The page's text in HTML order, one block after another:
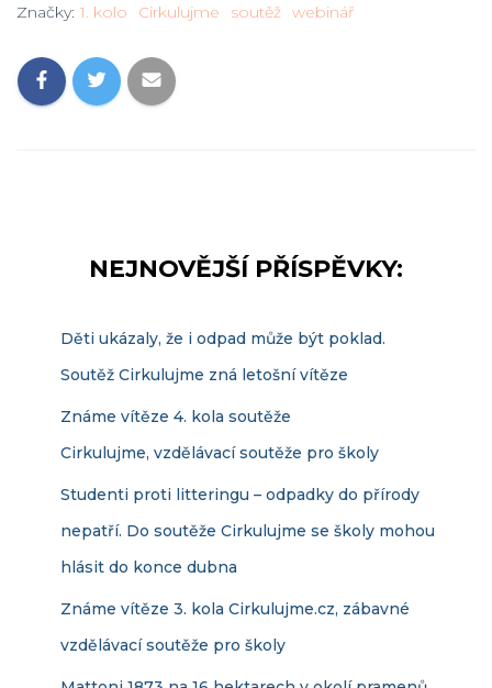
Značky: 1. kolo Cirkulujme soutěž webinář
NEJNOVĚJŠÍ PŘÍSPĚVKY:
Děti ukázaly, že i odpad může být poklad.
Soutěž Cirkulujme zná letošní vítěze
Známe vítěze 4. kola soutěže
Cirkulujme, vzdělávací soutěže pro školy
Studenti proti litteringu – odpadky do přírody
nepatří. Do soutěže Cirkulujme se školy mohou
hlásit do konce dubna
Známe vítěze 3. kola Cirkulujme.cz, zábavné
vzdělávací soutěže pro školy